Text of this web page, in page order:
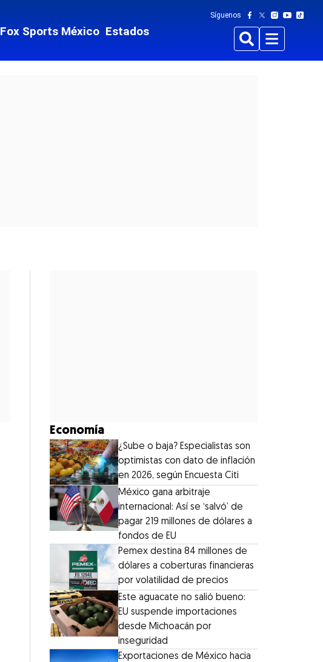
Fox Sports México Estados
Síguenos
BuscarMenu
Economía
¿Sube o baja? Especialistas son
optimistas con dato de inflación
en 2026, según Encuesta Citi
México gana arbitraje
internacional: Así se ‘salvó’ de
pagar 219 millones de dólares a
fondos de EU
Pemex destina 84 millones de
dólares a coberturas financieras
por volatilidad de precios
Este aguacate no salió bueno:
EU suspende importaciones
desde Michoacán por
inseguridad
Exportaciones de México hacia